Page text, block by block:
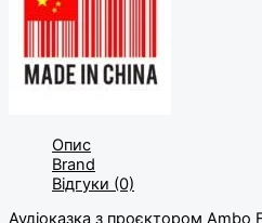
Опис
Brand
Відгуки (0)
Аудіоказка з проєктором Ambo